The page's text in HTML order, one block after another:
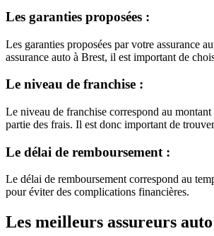
Les garanties proposées :
Les garanties proposées par votre assurance
assurance auto à Brest, il est important de
Le niveau de franchise :
Le niveau de franchise correspond au
partie des frais. Il est donc important de
Le délai de remboursement :
Le délai de remboursement correspond au
pour éviter des complications financières.
Les meilleurs assureurs